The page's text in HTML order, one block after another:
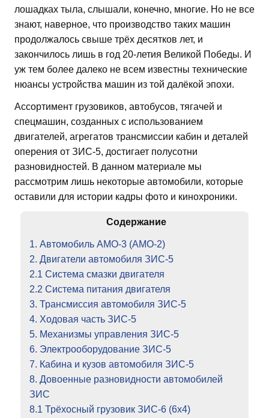
лошадках тыла, слышали, конечно, многие. Но не все
знают, наверное, что производство таких машин
продолжалось свыше трёх десятков лет, и
закончилось лишь в год 20-летия Великой Победы. И
уж тем более далеко не всем известны технические
нюансы устройства машин из той далёкой эпохи.
Ассортимент грузовиков, автобусов, тягачей и
спецмашин, созданных с использованием
двигателей, агрегатов трансмиссии кабин и деталей
оперения от ЗИС-5, достигает полусотни
разновидностей. В данном материале мы
рассмотрим лишь некоторые автомобили, которые
оставили для истории кадры фото и кинохроники.
Содержание
1. Автомобиль АМО-3 (АМО-2)
2. Двигатели автомобиля ЗИС-5
2.1 Система смазки двигателя
2.2 Система питания двигателя
3. Трансмиссия автомобиля ЗИС-5
4. Ходовая часть ЗИС-5
5. Механизмы управления ЗИС-5
6. Электрооборудование ЗИС-5
7. Кабина и кузов автомобиля ЗИС-5
8. Довоенные разновидности автомобилей
ЗИС
8.1 Трёхосный грузовик ЗИС-6 (6х4)